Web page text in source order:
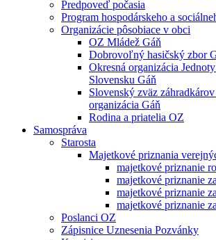
Predpoveď počasia
Program hospodárskeho a
Organizácie pôsobiace v obci
OZ Mládež Gáň
Dobrovoľný hasičský zbor
Okresná organizácia
Slovensku Gáň
Slovenský zväz
organizácia Gáň
Rodina a priatelia OZ
Samospráva
Starosta
Majetkové priznania
majetkové priznanie
majetkové priznanie
majetkové priznanie
majetkové priznanie
Poslanci OZ
Zápisnice Uznesenia Pozvánky